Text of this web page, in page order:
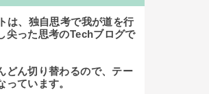
は、独自思考で我が道を行
尖った思考のTechブログで
どん切り替わるので、テー
っています。